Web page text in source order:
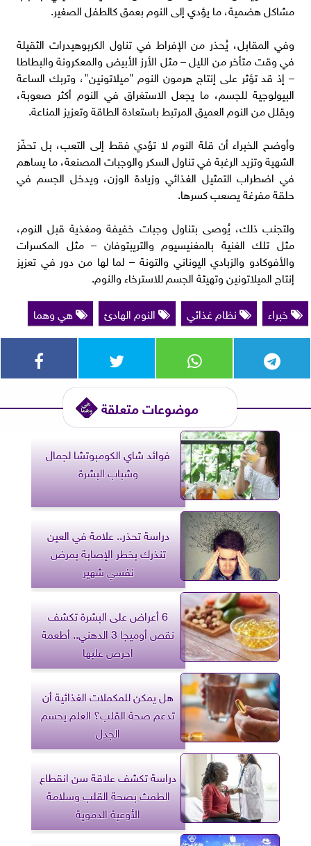
مشاكل هضمية، ما يؤدي إلى النوم بعمق كالطفل الصغير.
وفي المقابل، يُحذر من الإفراط في تناول الكربوهيدرات الثقيلة
في وقت متأخر من الليل – مثل الأرز الأبيض والمعكرونة والبطاطا
– إذ قد تؤثر على إنتاج هرمون النوم "ميلاتونين"، وتربك الساعة
البيولوجية للجسم، ما يجعل الاستغراق في النوم أكثر صعوبة،
ويقلل من النوم العميق المرتبط باستعادة الطاقة وتعزيز المناعة.
وأوضح الخبراء أن قلة النوم لا تؤدي فقط إلى التعب، بل تحفّز
الشهية وتزيد الرغبة في تناول السكر والوجبات المصنعة، ما يساهم
في اضطراب التمثيل الغذائي وزيادة الوزن، ويدخل الجسم في
حلقة مفرغة يصعب كسرها.
ولتجنب ذلك، يُوصى بتناول وجبات خفيفة ومغذية قبل النوم،
مثل تلك الغنية بالمغنيسيوم والتريبتوفان – مثل المكسرات
والأفوكادو والزبادي اليوناني والتونة – لما لها من دور في تعزيز
إنتاج الميلاتونين وتهيئة الجسم للاسترخاء والنوم.
خبراء
نظام غذائي النوم الهادئ هي وهما
موضوعات متعلقة
فوائد شاي الكومبوتشا لجمال
وشباب البشرة
دراسة تحذر.. علامة في العين
تنذرك بخطر الإصابة بمرض
نفسي شهير
6 أعراض على البشرة تكشف
نقص أوميجا 3 الدهني.. أطعمة
احرص عليها
هل يمكن للمكملات الغذائية أن
تدعم صحة القلب؟ العلم يحسم
الجدل
دراسة تكشف علاقة سن انقطاع
الطمث بصحة القلب وسلامة
الأوعية الدموية